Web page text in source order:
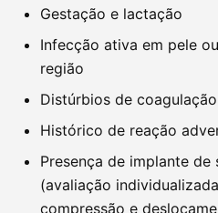
Gestação e lactação
Infecção ativa em pele
região
Distúrbios de
Histórico de reação
Presença de implante de
(avaliação
compressão e